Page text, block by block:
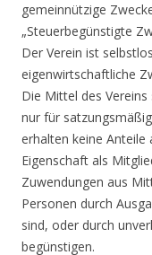
gemeinnützige
„Steuerbegünstigte
Der Verein ist
eigenwirtschaftliche
Die Mittel des
nur für
erhalten keine Anteile
Eigenschaft als
Zuwendungen aus
Personen durch
sind, oder durch
begünstigen.